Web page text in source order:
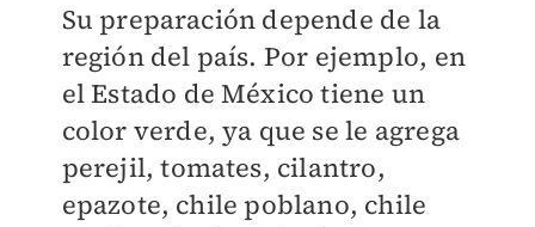
Su preparación depende de la
región del país. Por ejemplo, en
el Estado de México tiene un
color verde, ya que se le agrega
perejil, tomates, cilantro,
epazote, chile poblano, chile